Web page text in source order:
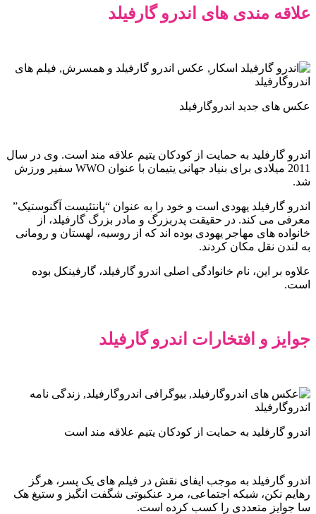
علاقه مندی های اندرو گارفیلد
عکس های جدید اندروگارفیلد
اندرو گارفلید به حمایت از کودکان یتیم علاقه مند است. وی در سال
2011 میلادی برای بنیاد جهانی یتیمان با عنوان WWO سفیر ورزش
شد.
اندرو گارفیلد یهودی است و خود را به عنوان “پانتئیست آگنوستیک”
معرفی می کند. در حقیقت پدربزرگ و مادر بزرگ گارفیلد، از
خانواده های مهاجر یهودی بوده اند که از روسیه، لهستان و رومانی
به لندن نقل مکان کردند.
علاوه بر این، نام خانوادگی اصلی اندرو گارفیلد، گارفینکل بوده
است.
جوایز و افتخارات اندرو گارفیلد
اندرو گارفلید به حمایت از کودکان یتیم علاقه مند است
اندرو گارفیلد به موجب ایفای نقش در فیلم های یک پسر، هرگز
رهایم نکن، شبکه اجتماعی، مرد عنکبوتی شگفت انگیز و ستیغ هک
سا جوایز متعددی را کسب کرده است.